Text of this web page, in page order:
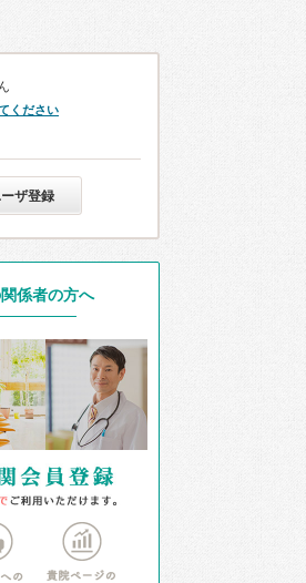
ください
ザ登録
係者の方へ